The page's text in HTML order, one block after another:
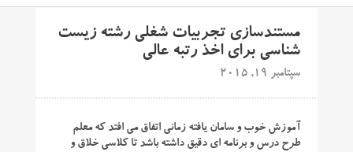
مستندسازی تجربیات شغلی رشته زیست
شناسی برای اخذ رتبه عالی
سپتامبر 19, 2015
آموزش خوب و سامان یافته زمانی اتفاق می افتد که معلم
طرح درس و برنامه ای دقیق داشته باشد تا کلاسی خلاق و